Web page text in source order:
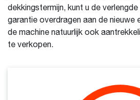
dekkingstermijn, kunt u de
garantie overdragen aan de nieuwe
de machine natuurlijk ook
te verkopen.